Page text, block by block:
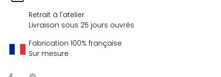
Retrait à l'atelier
Livraison sous 25 jours ouvrés
Fabrication 100% française
Sur mesure